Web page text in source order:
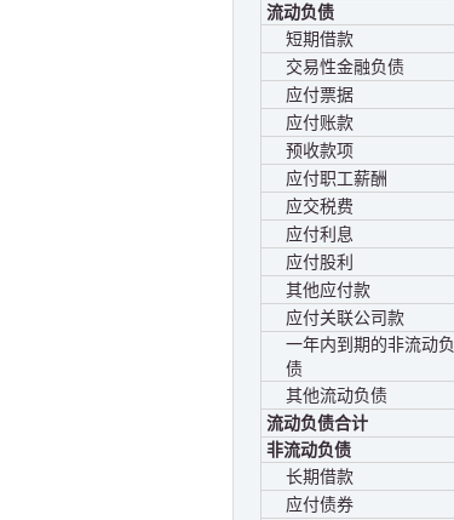
流动负债
短期借款
交易性金融负债
应付票据
应付账款
预收款项
应付职工薪酬
应交税费
应付利息
应付股利
其他应付款
应付关联公司款
一年内到期的非流动负
债
其他流动负债
流动负债合计
非流动负债
长期借款
应付债券